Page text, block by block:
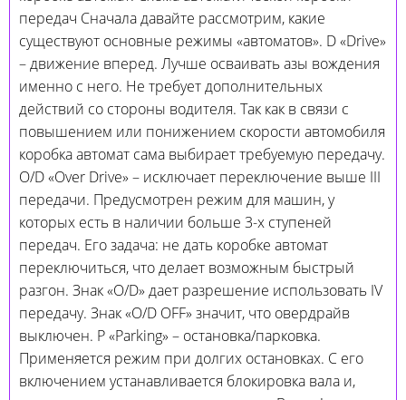
передач Сначала давайте рассмотрим, какие
существуют основные режимы «автоматов». D «Drive»
– движение вперед. Лучше осваивать азы вождения
именно с него. Не требует дополнительных
действий со стороны водителя. Так как в связи с
повышением или понижением скорости автомобиля
коробка автомат сама выбирает требуемую передачу.
O/D «Over Drive» – исключает переключение выше III
передачи. Предусмотрен режим для машин, у
которых есть в наличии больше 3-х ступеней
передач. Его задача: не дать коробке автомат
переключиться, что делает возможным быстрый
разгон. Знак «O/D» дает разрешение использовать IV
передачу. Знак «O/D OFF» значит, что овердрайв
выключен. Р «Parking» – остановка/парковка.
Применяется режим при долгих остановках. С его
включением устанавливается блокировка вала и,